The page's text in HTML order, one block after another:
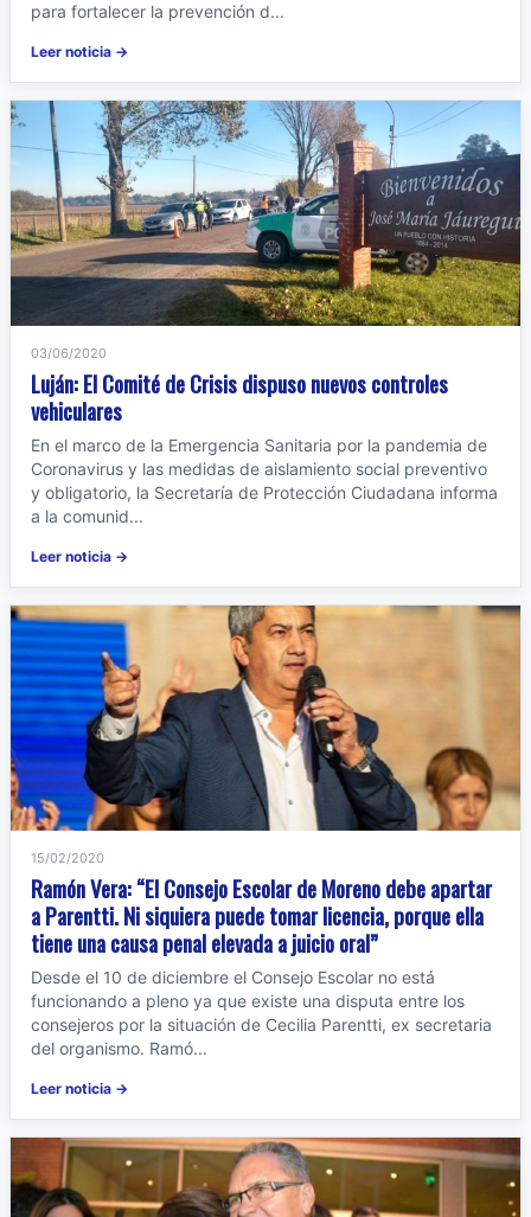
para fortalecer la prevención d...
Leer noticia →
03/06/2020
Luján: El Comité de Crisis dispuso nuevos controles
vehiculares
En el marco de la Emergencia Sanitaria por la pandemia de
Coronavirus y las medidas de aislamiento social preventivo
y obligatorio, la Secretaría de Protección Ciudadana informa
a la comunid...
Leer noticia →
15/02/2020
Ramón Vera: “El Consejo Escolar de Moreno debe apartar
a Parentti. Ni siquiera puede tomar licencia, porque ella
tiene una causa penal elevada a juicio oral”
Desde el 10 de diciembre el Consejo Escolar no está
funcionando a pleno ya que existe una disputa entre los
consejeros por la situación de Cecilia Parentti, ex secretaria
del organismo. Ramó...
Leer noticia →